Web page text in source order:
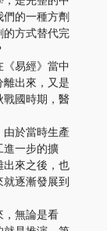
的一種方劑
方式替代完
易經》當中
出來，又是
國時期，醫
於當時生產
進一步的擴
出來之後，也
逐漸發展到
，無論是看